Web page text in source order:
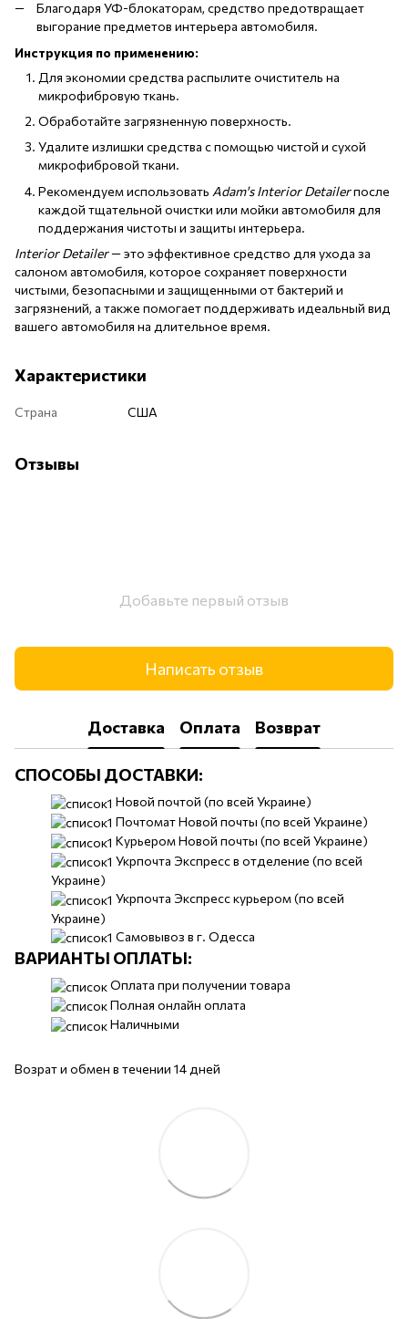
Благодаря УФ-блокаторам, средство предотвращает
выгорание предметов интерьера автомобиля.
Инструкция по применению:
Для экономии средства распылите очиститель на
микрофибровую ткань.
Обработайте загрязненную поверхность.
Удалите излишки средства с помощью чистой и сухой
микрофибровой ткани.
Рекомендуем использовать Adam's Interior Detailerпосле
каждой тщательной очистки или мойки автомобиля для
поддержания чистоты и защиты интерьера.
Interior Detailer— это эффективное средство для ухода за
салоном автомобиля, которое сохраняет поверхности
чистыми, безопасными и защищенными от бактерий и
загрязнений, а также помогает поддерживать идеальный вид
вашего автомобиля на длительное время.
Характеристики
Страна США
Отзывы
Добавьте первый отзыв
Написать отзыв
Доставка Оплата Возврат
СПОСОБЫ ДОСТАВКИ:
​​Новой почтой (по всей Украине)
Почтомат Новой почты (по всей Украине)
Курьером Новой почты (по всей Украине)
Укрпочта Экспресс в отделение (по всей
Украине)
Укрпочта Экспресс курьером (по всей
Украине)
Самовывоз в г. Одесса
ВАРИАНТЫ ОПЛАТЫ:
Оплата при получении товара
Полная онлайн оплата
Наличными
Возрат и обмен в течении 14 дней